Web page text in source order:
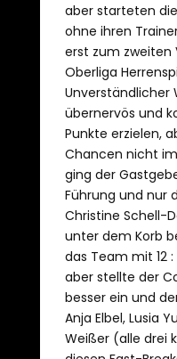
aber starteten
ohne ihren
erst zum zweiten
Oberliga
Unverständlicher
übernervös und
Punkte erzielen,
Chancen nicht
ging der
Führung und nur
Christine Schell-
unter dem Korb
das Team mit 12
aber stellte der
besser ein und
Anja Elbel, Lusia
Weißer (alle drei